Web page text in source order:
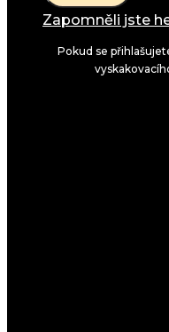
Zapomněli jste
Pokud se